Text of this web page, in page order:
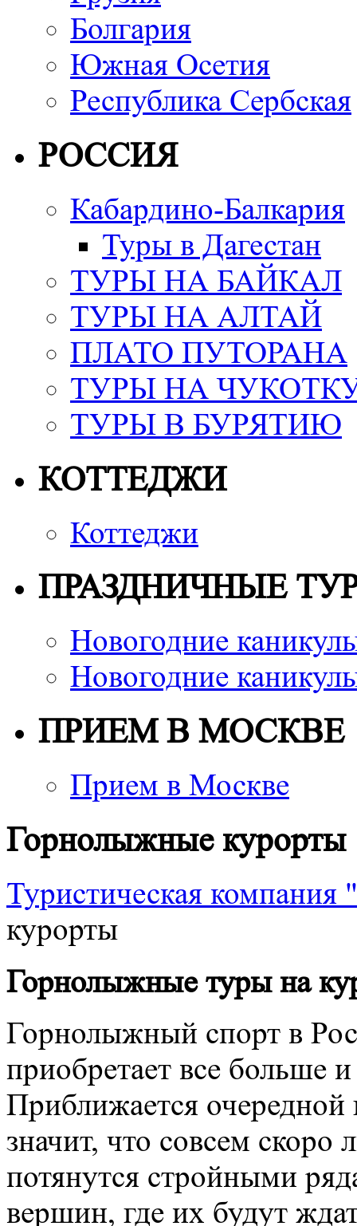
Болгария
Южная Осетия
Республика Сербская
РОССИЯ
Кабардино-Балкария
Туры в Дагестан
ТУРЫ НА БАЙКАЛ
ТУРЫ НА АЛТАЙ
ПЛАТО ПУТОРАНА
ТУРЫ НА
ТУРЫ В БУРЯТИЮ
КОТТЕДЖИ
Коттеджи
ПРАЗДНИЧНЫЕ
Новогодние
Новогодние
ПРИЕМ В МОСКВЕ
Прием в Москве
Горнолыжные курорты
Туристическая
курорты
Горнолыжные туры на
Горнолыжный спорт в
приобретает все больше
Приближается
значит, что совсем
потянутся стройными
вершин, где их будут